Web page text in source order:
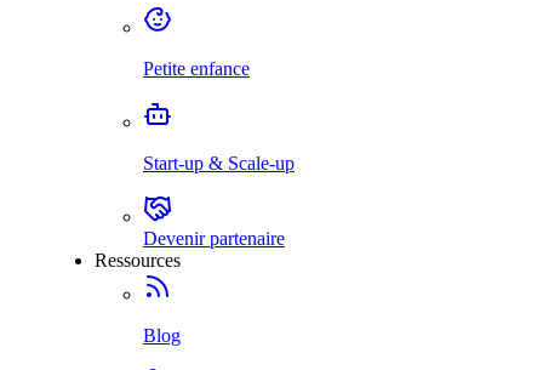
Petite enfance
Start-up & Scale-up
Devenir partenaire
Ressources
Blog